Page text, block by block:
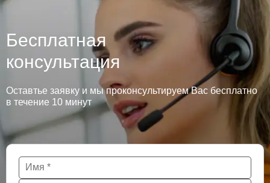
Бесплатная
консультация
Оставтье заявку и мы проконсультируем Вас бесплатно
в течение 10 минут